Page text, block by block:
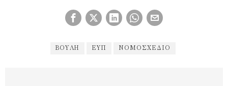
ΒΟΥΛΉ ΕΥΠ ΝΟΜΟΣΧΈΔΙΟ